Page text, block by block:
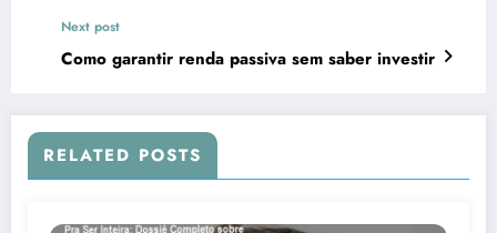
Next post
Como garantir renda passiva sem saber investir
RELATED POSTS